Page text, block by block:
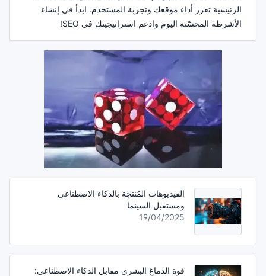
الرئيسية تعزز أداء موقعك وتجربة المستخدم. ابدأ في إنشاء
الأشرطة المحسّنة اليوم وادعم استراتيجيتك في SEO!
الفيديوهات المُنتجة بالذكاء الاصطناعي
ومستقبل السينما
19/04/2025
قوة الدماغ البشري مقابل الذكاء الاصطناعي: